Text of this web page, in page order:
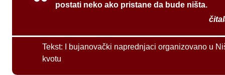
postati neko ako pristane da bude ništa.
Tekst:
I bujanovački naprednjaci organizovano u
kvotu